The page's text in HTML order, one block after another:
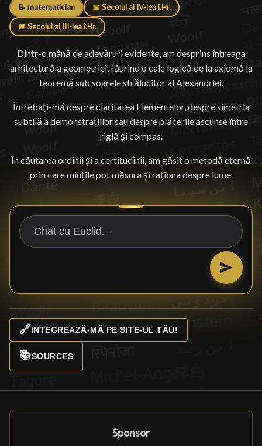
📝 matematician 📅 Secolul al IV-lea î.Hr.
📅 Secolul al III-lea î.Hr.
Dintr-o mână de adevăruri evidente, am desprins întreaga
arhitectură a geometriei, făurind o cale logică de la axiomă la
teoremă sub soarele strălucitor al Alexandriei.
Întrebați-mă despre claritatea Elementelor, despre simetria
subtilă a demonstrațiilor sau despre plăcerile ascunse între
riglă și compas.
În căutarea ordinii și a certitudinii, am găsit o metodă eternă
prin care mințile pot măsura și raționa despre lume.
🔗INTEGREAZĂ-MĂ PE SITE-UL TĂU!
📚SOURCES
Sponsor